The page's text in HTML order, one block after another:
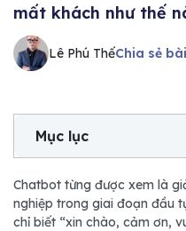
mất khách như thế
Lê Phú ThếChia sẻ
Mục lục
Chatbot từng được xem là
nghiệp trong giai đoạn đầu
chỉ biết “xin chào, cảm ơn,